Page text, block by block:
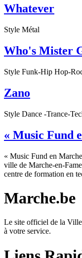
Whatever
Style Métal
Who's Mister
Style Funk-Hip Hop-
Zano
Style Dance -Trance-
« Music Fund
« Music Fund en
ville de Marche-en-
centre de formation en
Marche.be
Le site officiel de la
à votre service.